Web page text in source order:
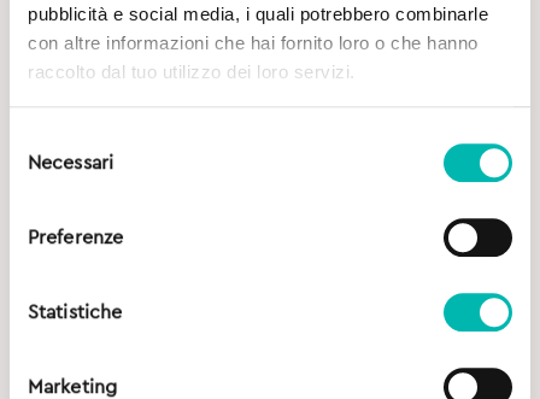
pubblicità e social media, i quali potrebbero combinarle
con altre informazioni che hai fornito loro o che hanno
raccolto dal tuo utilizzo dei loro servizi.
delNecessari
Preferenze
Statistiche
Marketing